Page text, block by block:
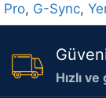
Pro, G-Sync,
Hızlı